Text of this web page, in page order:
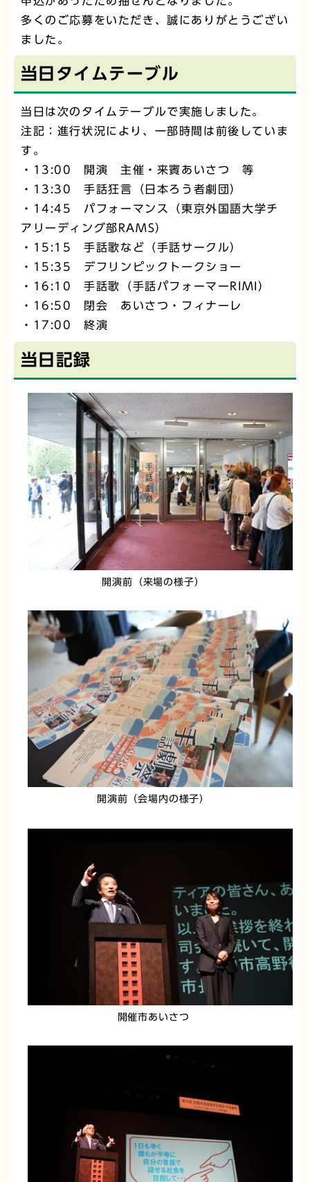
多くのご応募をいただき、誠にありがとうござい
ました。
当日タイムテーブル
当日は次のタイムテーブルで実施しました。
注記：進行状況により、一部時間は前後していま
す。
・13:00 開演 主催・来賓あいさつ 等
・13:30 手話狂言（日本ろう者劇団）
・14:45 パフォーマンス（東京外国語大学チ
アリーディング部RAMS）
・15:15 手話歌など（手話サークル）
・15:35 デフリンピックトークショー
・16:10 手話歌（手話パフォーマーRIMI）
・16:50 閉会 あいさつ・フィナーレ
・17:00 終演
当日記録
開演前（来場の様子）
開演前（会場内の様子）
開催市あいさつ